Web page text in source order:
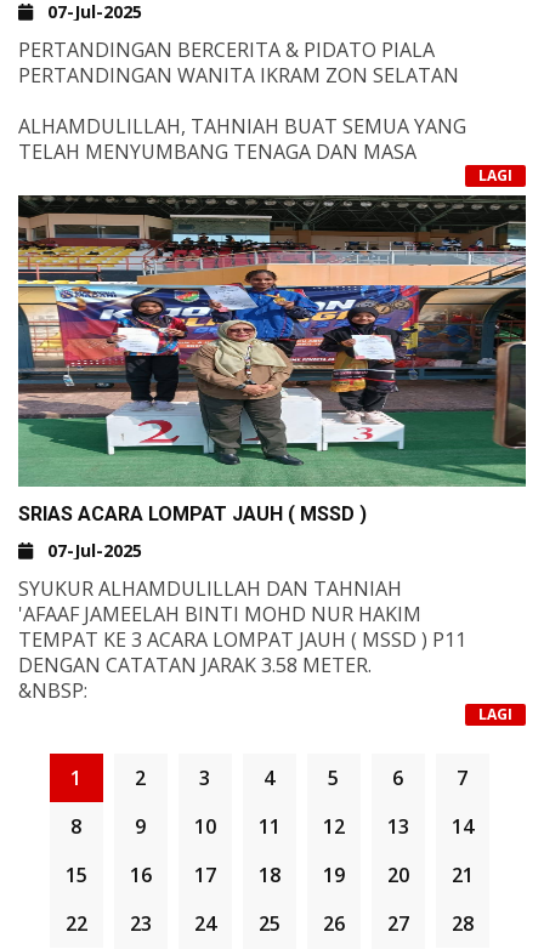
&NBSP;
07-Jul-2025
PERTANDINGAN BERCERITA & PIDATO PIALA
PERTANDINGAN WANITA IKRAM ZON SELATAN
ALHAMDULILLAH, TAHNIAH BUAT SEMUA YANG
TELAH MENYUMBANG TENAGA DAN MASA
KEPUTUSAN BERCERITA SRI
NO 1 : SRIAS
NO 2 : SRI HIDAYAH DESARU
NO 3 : SRI IMUSLEH
KEPUTUSAN PIDATO SRI
NO 1 : SRIH JB
NO 2 : SRIAS
NO 3 : SRI DESARU
ALHAMDULILLAH,SEGALA YANG DIRANCANG BERJAYA
DILAKSANAKAN.
IDEA & KERINGAT. SEMOGA MENJADI PEMBERAT
TIMBANGAN AMAL DI AKHIRAT KELAK.
TERIMA KASIH KEPADA GURU PENGIRING JUGA KETUA
WANITA NS HJH FATIMAH BT RASIP YANG TURUT
HADIR DALAM PERTANDINGAN INI.
TAHNIAH URUSETIA PIALA KETUA WANITA ZON
SELATAN, PENGURUSAN PROGRAM, LAYANAN
TERBAIK.. TEMPAT SANGATT KONDUSIF.. MOGA ALLAH
JAZAKUMULLAH KHAIRAN KATHIRA.
LAGI
SRIAS ACARA LOMPAT JAUH ( MSSD )
07-Jul-2025
SYUKUR ALHAMDULILLAH DAN TAHNIAH
'AFAAF JAMEELAH BINTI MOHD NUR HAKIM
TEMPAT KE 3 ACARA LOMPAT JAUH ( MSSD ) P11
DENGAN CATATAN JARAK 3.58 METER.
&NBSP;
LAGI
1 2 3 4 5 6
7
8
9 10 11 12 13
14
15
16 17 18 19 20
21
22
23 24 25 26 27
28